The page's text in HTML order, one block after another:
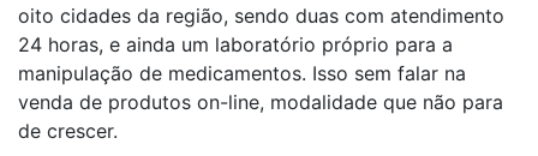
oito cidades da região, sendo duas com atendimento
24 horas, e ainda um laboratório próprio para a
manipulação de medicamentos. Isso sem falar na
venda de produtos on-line, modalidade que não para
de crescer.